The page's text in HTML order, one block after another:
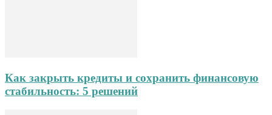
Как закрыть кредиты и сохранить финансовую
стабильность: 5 решений